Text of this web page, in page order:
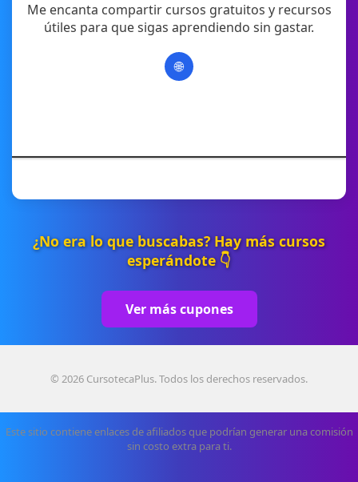
Me encanta compartir cursos gratuitos y recursos
útiles para que sigas aprendiendo sin gastar.
🌐
¿No era lo que buscabas? Hay más cursos
esperándote 👇
Ver más cupones
© 2026 CursotecaPlus. Todos los derechos reservados.
Este sitio contiene enlaces de afiliados que podrían generar una comisión
sin costo extra para ti.